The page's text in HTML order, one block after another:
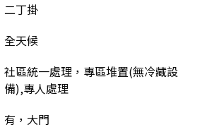
二丁掛
全天候
社區統一處理，專區堆置(無冷藏設
備),專人處理
有，大門